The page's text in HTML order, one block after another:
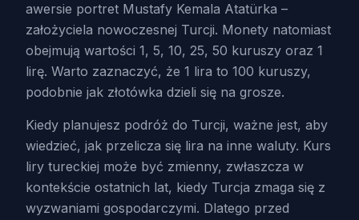
awersie portret Mustafy Kemala Atatürka –
założyciela nowoczesnej Turcji. Monety natomiast
obejmują wartości 1, 5, 10, 25, 50 kuruszy oraz 1
lirę. Warto zaznaczyć, że 1 lira to 100 kuruszy,
podobnie jak złotówka dzieli się na grosze.
Kiedy planujesz podróż do Turcji, ważne jest, aby
wiedzieć, jak przelicza się lira na inne waluty. Kurs
liry tureckiej może być zmienny, zwłaszcza w
kontekście ostatnich lat, kiedy Turcja zmaga się z
wyzwaniami gospodarczymi. Dlatego przed